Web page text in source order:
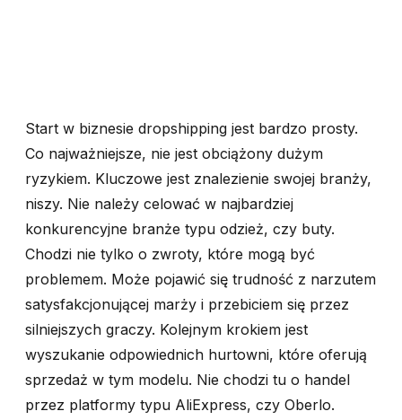
Start w biznesie dropshipping jest bardzo prosty.
Co najważniejsze, nie jest obciążony dużym
ryzykiem. Kluczowe jest znalezienie swojej branży,
niszy. Nie należy celować w najbardziej
konkurencyjne branże typu odzież, czy buty.
Chodzi nie tylko o zwroty, które mogą być
problemem. Może pojawić się trudność z narzutem
satysfakcjonującej marży i przebiciem się przez
silniejszych graczy. Kolejnym krokiem jest
wyszukanie odpowiednich hurtowni, które oferują
sprzedaż w tym modelu. Nie chodzi tu o handel
przez platformy typu AliExpress, czy Oberlo.